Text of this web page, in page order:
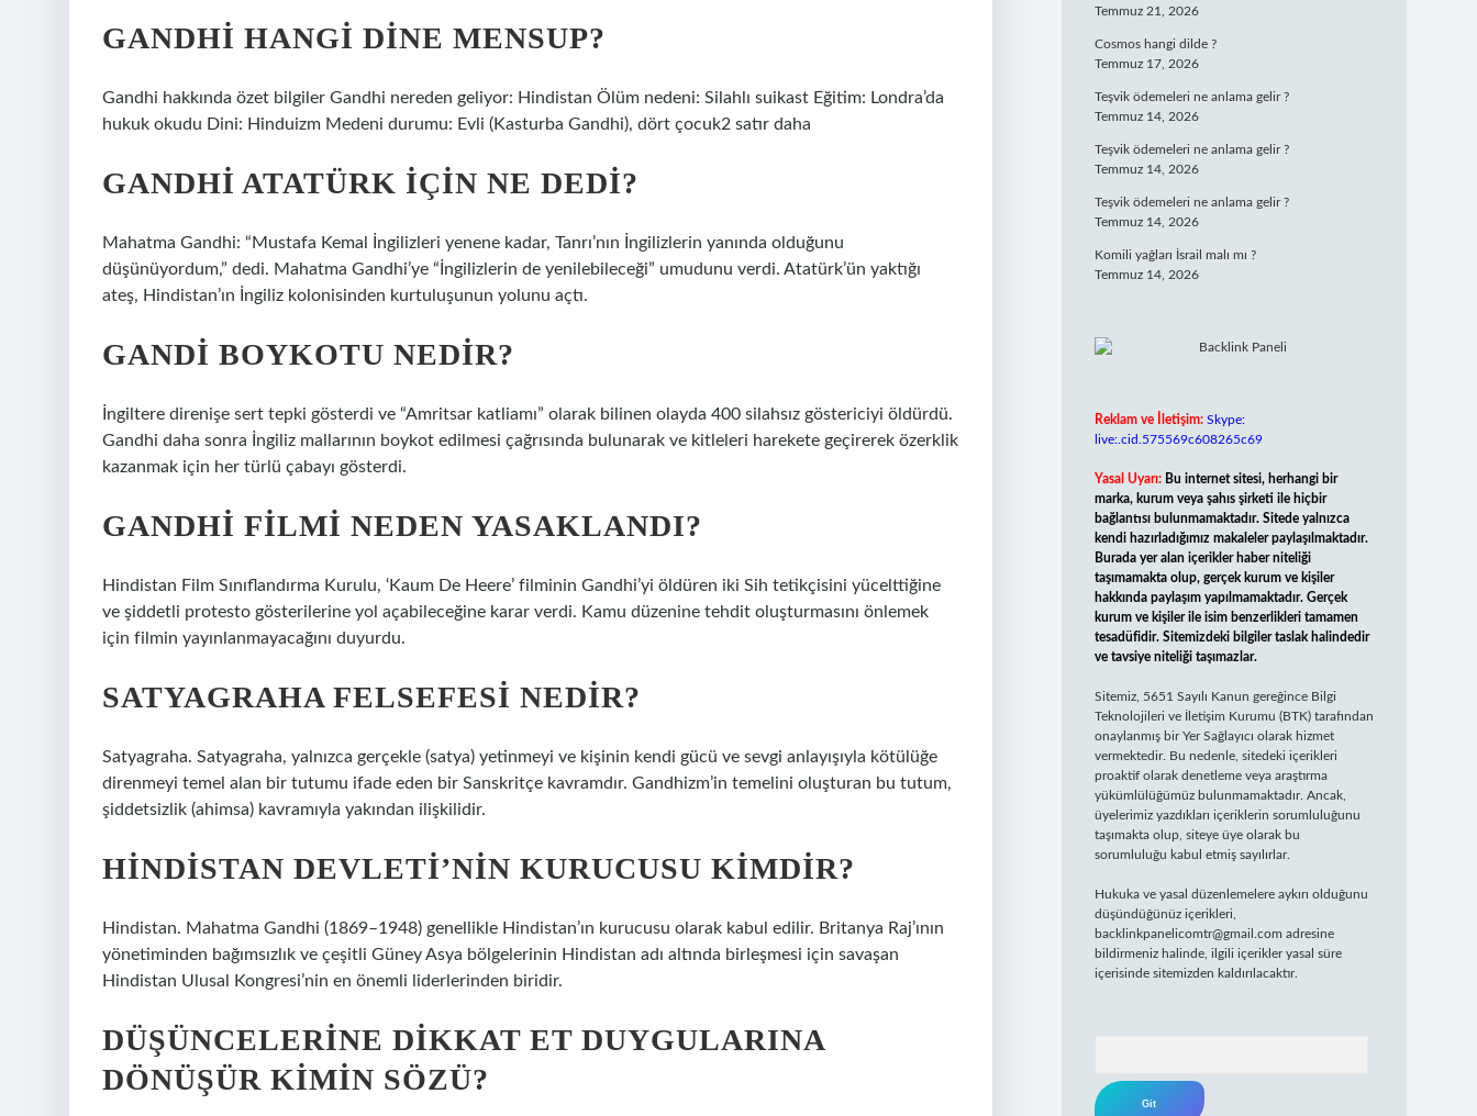
GANDHI HANGI DINE MENSUP?
Gandhi hakkında özet bilgiler Gandhi nereden geliyor: Hindistan Ölüm nedeni: Silahlı suikast Eğitim: Londra’da
hukuk okudu Dini: Hinduizm Medeni durumu: Evli (Kasturba Gandhi), dört çocuk2 satır daha
GANDHI ATATÜRK IÇIN NE DEDI?
Mahatma Gandhi: “Mustafa Kemal İngilizleri yenene kadar, Tanrı’nın İngilizlerin yanında olduğunu
düşünüyordum,” dedi. Mahatma Gandhi’ye “İngilizlerin de yenilebileceği” umudunu verdi. Atatürk’ün yaktığı
ateş, Hindistan’ın İngiliz kolonisinden kurtuluşunun yolunu açtı.
GANDI BOYKOTU NEDIR?
İngiltere direnişe sert tepki gösterdi ve “Amritsar katliamı” olarak bilinen olayda 400 silahsız göstericiyi öldürdü.
Gandhi daha sonra İngiliz mallarının boykot edilmesi çağrısında bulunarak ve kitleleri harekete geçirerek özerklik
kazanmak için her türlü çabayı gösterdi.
GANDHI FILMI NEDEN YASAKLANDI?
Hindistan Film Sınıflandırma Kurulu, ‘Kaum De Heere’ filminin Gandhi’yi öldüren iki Sih tetikçisini yücelttiğine
ve şiddetli protesto gösterilerine yol açabileceğine karar verdi. Kamu düzenine tehdit oluşturmasını önlemek
için filmin yayınlanmayacağını duyurdu.
SATYAGRAHA FELSEFESI NEDIR?
Satyagraha. Satyagraha, yalnızca gerçekle (satya) yetinmeyi ve kişinin kendi gücü ve sevgi anlayışıyla kötülüğe
direnmeyi temel alan bir tutumu ifade eden bir Sanskritçe kavramdır. Gandhizm’in temelini oluşturan bu tutum,
şiddetsizlik (ahimsa) kavramıyla yakından ilişkilidir.
HINDISTAN DEVLETI’NIN KURUCUSU KIMDIR?
Hindistan. Mahatma Gandhi (1869–1948) genellikle Hindistan’ın kurucusu olarak kabul edilir. Britanya Raj’ının
yönetiminden bağımsızlık ve çeşitli Güney Asya bölgelerinin Hindistan adı altında birleşmesi için savaşan
Hindistan Ulusal Kongresi’nin en önemli liderlerinden biridir.
DÜŞÜNCELERINE DIKKAT ET DUYGULARINA
DÖNÜŞÜR KIMIN SÖZÜ?
Temmuz 21, 2026
Cosmos hangi dilde ?
Temmuz 17, 2026
Teşvik ödemeleri ne anlama gelir ?
Temmuz 14, 2026
Teşvik ödemeleri ne anlama gelir ?
Temmuz 14, 2026
Teşvik ödemeleri ne anlama gelir ?
Temmuz 14, 2026
Komili yağları İsrail malı mı ?
Temmuz 14, 2026
Reklam ve İletişim: Skype:
live:.cid.575569c608265c69
Yasal Uyarı: Bu internet sitesi, herhangi bir
marka, kurum veya şahıs şirketi ile hiçbir
bağlantısı bulunmamaktadır. Sitede yalnızca
kendi hazırladığımız makaleler paylaşılmaktadır.
Burada yer alan içerikler haber niteliği
taşımamakta olup, gerçek kurum ve kişiler
hakkında paylaşım yapılmamaktadır. Gerçek
kurum ve kişiler ile isim benzerlikleri tamamen
tesadüfidir. Sitemizdeki bilgiler taslak halindedir
ve tavsiye niteliği taşımazlar.
Sitemiz, 5651 Sayılı Kanun gereğince Bilgi
Teknolojileri ve İletişim Kurumu (BTK) tarafından
onaylanmış bir Yer Sağlayıcı olarak hizmet
vermektedir. Bu nedenle, sitedeki içerikleri
proaktif olarak denetleme veya araştırma
yükümlülüğümüz bulunmamaktadır. Ancak,
üyelerimiz yazdıkları içeriklerin sorumluluğunu
taşımakta olup, siteye üye olarak bu
sorumluluğu kabul etmiş sayılırlar.
Hukuka ve yasal düzenlemelere aykırı olduğunu
düşündüğünüz içerikleri,
backlinkpanelicomtr@gmail.com adresine
bildirmeniz halinde, ilgili içerikler yasal süre
içerisinde sitemizden kaldırılacaktır.